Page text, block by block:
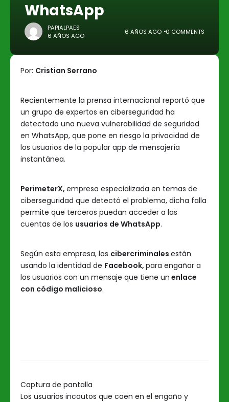
WhatsApp
PAPIALPAES
6 AÑOS AGO
6 AÑOS AGO 0 COMMENTS
Por: Cristian Serrano
Recientemente la prensa internacional reportó que
un grupo de expertos en ciberseguridad ha
detectado una nueva vulnerabilidad de seguridad
en WhatsApp, que pone en riesgo la privacidad de
los usuarios de la popular app de mensajería
instantánea.
PerimeterX, empresa especializada en temas de
ciberseguridad que detectó el problema, dicha falla
permite que terceros puedan acceder a las
cuentas de los usuarios de WhatsApp.
Según esta empresa, los cibercriminales están
usando la identidad de Facebook, para engañar a
los usuarios con un mensaje que tiene un enlace
con código malicioso.
Captura de pantalla
Los usuarios incautos que caen en el engaño y